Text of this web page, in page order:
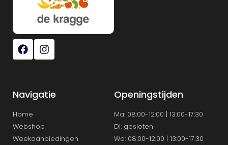
Navigatie
Home
Webshop
Weekaanbiedingen
Openingstijden
Ma: 08:00-12:00 | 13:00-17:30
Di: gesloten
Wo: 08:00-12:00 | 13:00-17.30